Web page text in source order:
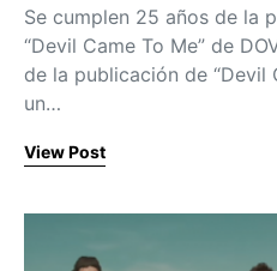
Se cumplen 25 años de la
“Devil Came To Me” de
de la publicación de “Devil
un…
View Post